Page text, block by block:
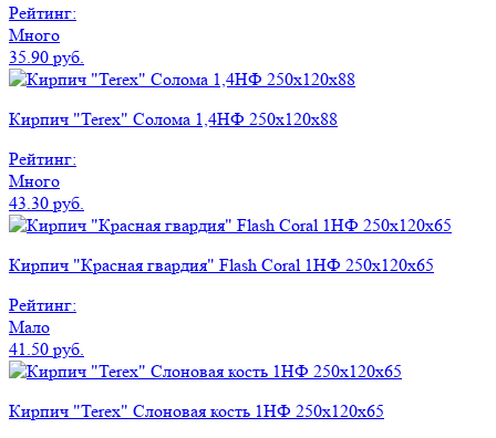
Рейтинг:
Много
35.90 руб.
Кирпич "Terex" Солома 1,4НФ 250х120х88
Рейтинг:
Много
43.30 руб.
Кирпич "Красная гвардия" Flash Coral 1НФ 250x120x65
Рейтинг:
Мало
41.50 руб.
Кирпич "Terex" Слоновая кость 1НФ 250х120х65